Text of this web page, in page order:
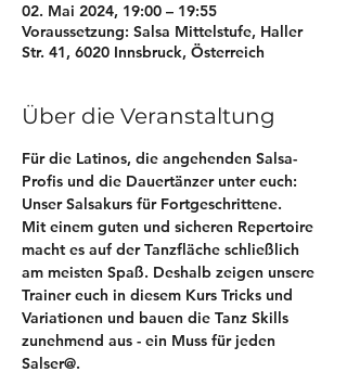
02. Mai 2024, 19:00 – 19:55
Voraussetzung: Salsa Mittelstufe, Haller
Str. 41, 6020 Innsbruck, Österreich
Über die Veranstaltung
Für die Latinos, die angehenden Salsa-
Profis und die Dauertänzer unter euch:
Unser Salsakurs für Fortgeschrittene.
Mit einem guten und sicheren Repertoire
macht es auf der Tanzfläche schließlich
am meisten Spaß. Deshalb zeigen unsere
Trainer euch in diesem Kurs Tricks und
Variationen und bauen die Tanz Skills
zunehmend aus - ein Muss für jeden
Salser@.